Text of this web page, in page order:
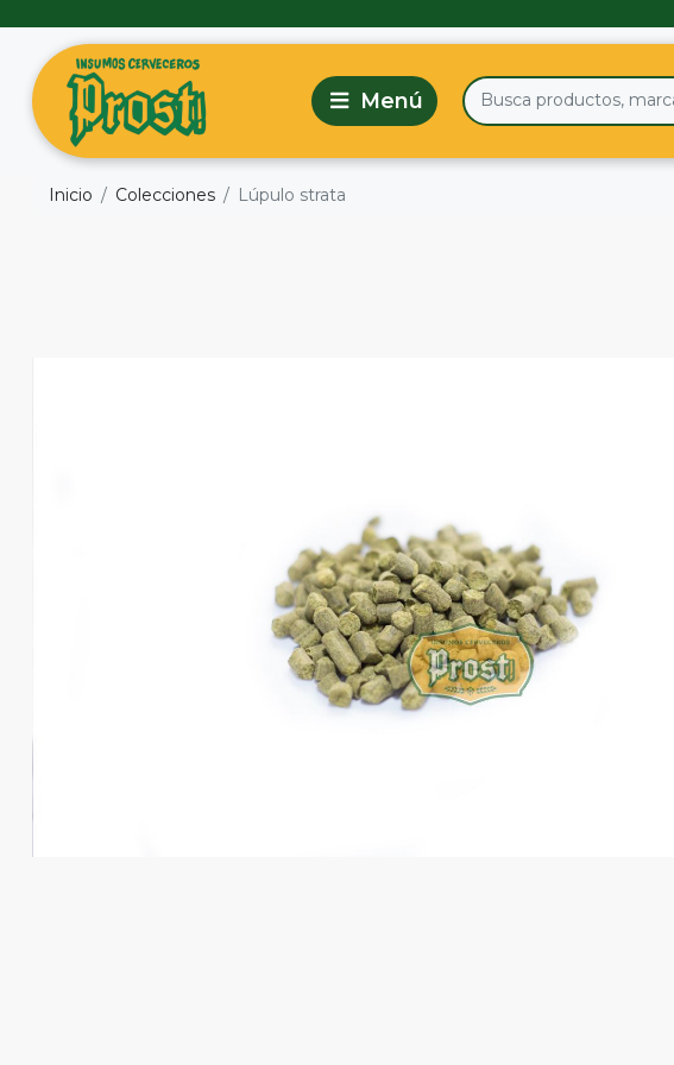
Inicio Colecciones Lúpulo strata